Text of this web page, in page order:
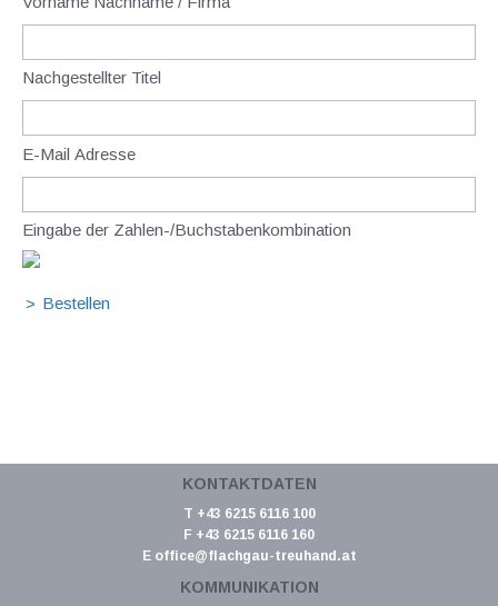
Nachgestellter Titel
E-Mail Adresse
Eingabe der Zahlen-/Buchstabenkombination
KONTAKTDATEN
T +43 6215 6116 100
F +43 6215 6116 160
E office@flachgau-treuhand.at
KOMMUNIKATION